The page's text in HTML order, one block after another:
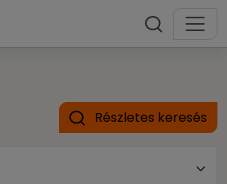
Részletes keresés